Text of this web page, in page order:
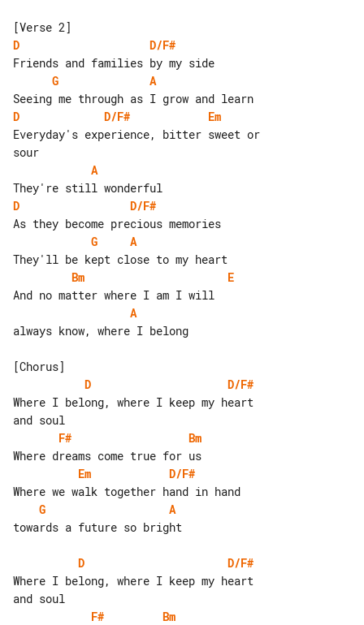
D
D/F#
G
A
D
D/F#
Em
Everyday's experience, bitter sweet or
A
D
D/F#
G
A
Bm
E
A
always know, where I belong
D
D/F#
Where I belong, where I keep my heart
F#
Bm
Em
D/F#
G
A
towards a future so bright
D
D/F#
Where I belong, where I keep my heart
F#
Bm